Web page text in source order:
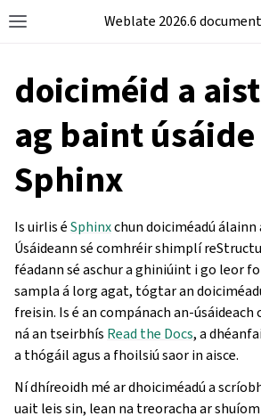
Weblate 2026.6
doiciméid a
ag baint úsáide
Sphinx
Is uirlis éSphinxchun doiciméadú álainn
Úsáideann sé comhréir shimplí
féadann sé aschur a ghiniúint i go leor
sampla á lorg agat, tógtar an
freisin. Is é an compánach an-úsáideach
ná an tseirbhís Read the Docs, a
a thógáil agus a fhoilsiú saor in aisce.
Ní dhíreoidh mé ar dhoiciméadú a
uait leis sin, lean na treoracha ar